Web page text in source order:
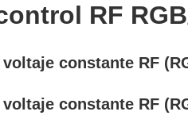
RF
constante RF
constante RF